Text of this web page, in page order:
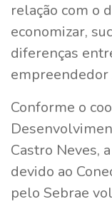
relação com o
economizar,
diferenças
empreendedor
Conforme o
Castro Neves,
devido ao
pelo Sebrae